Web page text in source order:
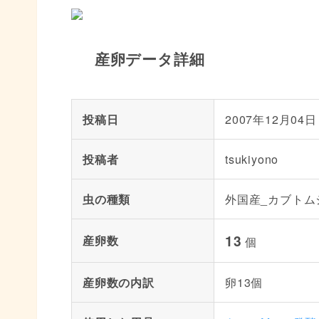
産卵データ詳細
投稿日 2007年12月04日
投稿者 tsukiyono
虫の種類 外国産_カブトム
産卵数 13 個
産卵数の内訳 卵13個